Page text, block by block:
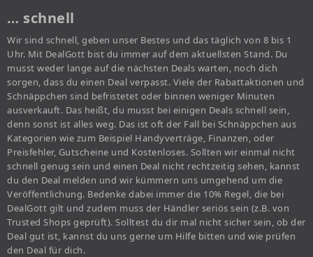
… schnell
Wir sind schnell, geben unser Bestes und das täglich von 8 bis 1
Uhr. Mit DealGott bist du immer auf dem aktuellsten Stand. Du
musst weder lange auf die nächsten Deals warten, noch dich
sorgen, dass du einen Deal verpasst. Viele der Rabattaktionen und
Schnäppchen sind befristetet oder binnen weniger Minuten
ausverkauft. Das heißt, du musst bei einigen Deals schnell sein,
denn sonst ist alles weg. Das ist oft der Fall bei Schnäppchen aus
Kategorien wie zum Beispiel Handyverträge, Finanzen, oder
Preisfehler, Gutscheine und Kostenloses. Sollten wir einmal nicht
schnell genug sein und einen Deal nicht rechtzeitig sehen, kannst
du den Deal melden und wir kümmern uns umgehend um die
Veröffentlichung. Bedenke dabei immer die 10% Regel, die bei
DealGott gilt und zudem muss der Händler seriös sein (z.B. von
Trusted Shops geprüft). Solltest du dir mal nicht sicher sein, ob der
Deal gut ist, kannst du uns gerne um Hilfe bitten und wie prüfen
den Deal für dich.